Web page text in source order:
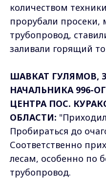
количеством
прорубали просеки,
трубопровод,
заливали горящий
ШАВКАТ ГУЛЯМОВ,
НАЧАЛЬНИКА 996-
ЦЕНТРА ПОС.
ОБЛАСТИ:
Пробираться до
Соответственно
лесам, особенно по
трубопровод.